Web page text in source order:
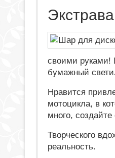
своими руками!
бумажный
Нравится
мотоцикла, в
много,
Творческого
реальность.